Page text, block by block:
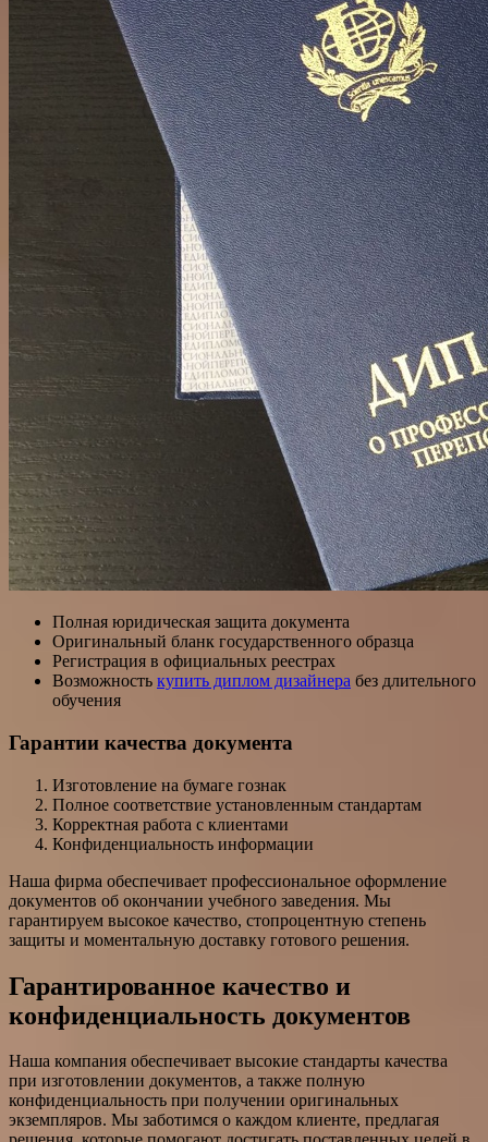
Полная юридическая защита документа
Оригинальный бланк государственного образца
Регистрация в официальных реестрах
Возможность купить диплом дизайнера без длительного
обучения
Гарантии качества документа
Изготовление на бумаге гознак
Полное соответствие установленным стандартам
Корректная работа с клиентами
Конфиденциальность информации
Наша фирма обеспечивает профессиональное оформление
документов об окончании учебного заведения. Мы
гарантируем высокое качество, стопроцентную степень
защиты и моментальную доставку готового решения.
Гарантированное качество и
конфиденциальность документов
Наша компания обеспечивает высокие стандарты качества
при изготовлении документов, а также полную
конфиденциальность при получении оригинальных
экземпляров. Мы заботимся о каждом клиенте, предлагая